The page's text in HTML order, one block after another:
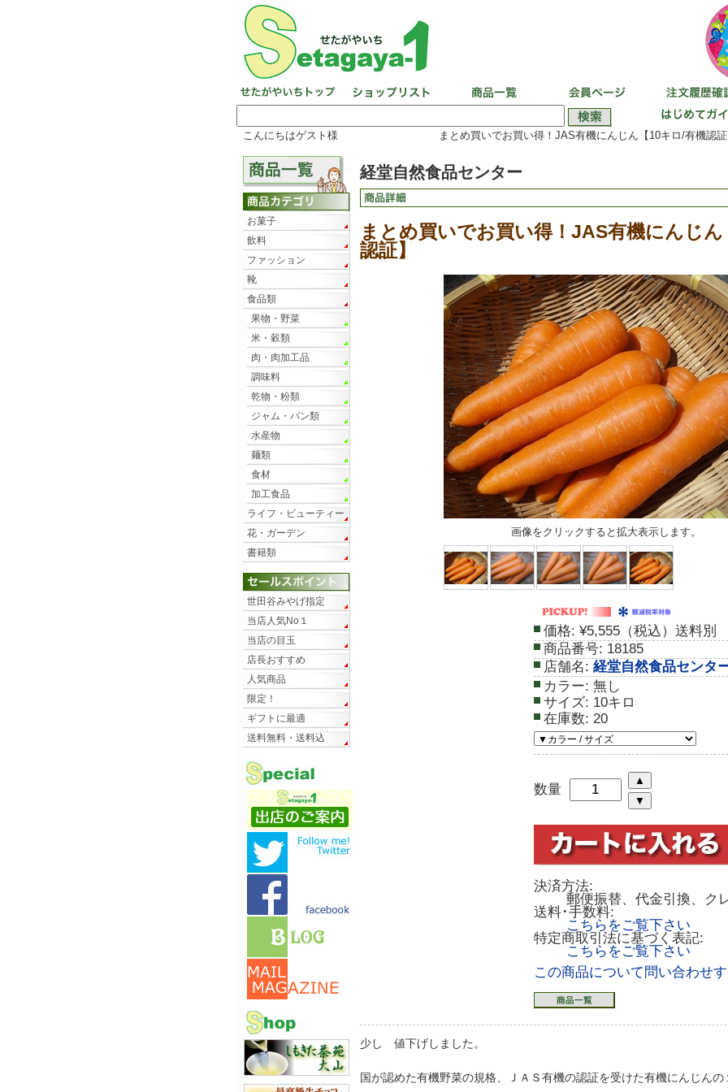
こんにちはゲスト様 まとめ買いでお買い得！JAS有機にんじん【10キロ/有機認
経堂自然食品センター
まとめ買いでお買い得！JAS有機にんじ
認証】
画像をクリックすると拡大表示します。
価格: ¥5,555（税込）送料別
商品番号: 18185
店舗名: 経堂自然食品センタ
カラー: 無し
サイズ: 10キロ
在庫数: 20
数量
決済方法:
郵便振替、代金引換、ク
送料･手数料:
こちらをご覧下さい
特定商取引法に基づく表記:
こちらをご覧下さい
この商品について問い合わせ
少し 値下げしました。
国が認めた有機野菜の規格、ＪＡＳ有機の認証を受けた有機にんじんの
お菓子
飲料
ファッション
靴
食品類
果物・野菜
米・穀類
肉・肉加工品
調味料
乾物・粉類
ジャム・パン類
水産物
麺類
食材
加工食品
ライフ・ビューティー
花・ガーデン
書籍類
世田谷みやげ指定
当店人気No１
当店の目玉
店長おすすめ
人気商品
限定！
ギフトに最適
送料無料・送料込